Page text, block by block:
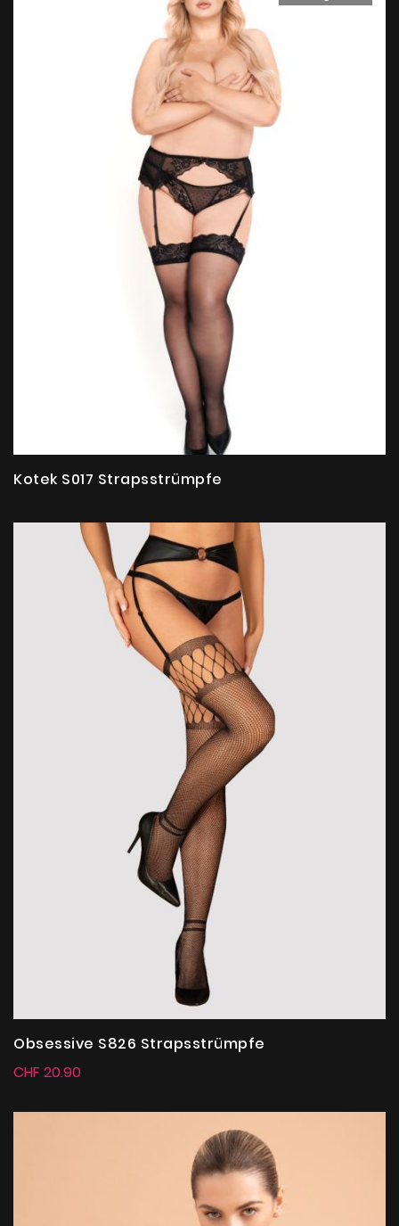
Kotek S017 Strapsstrümpfe
Obsessive S826 Strapsstrümpfe
CHF 20.90